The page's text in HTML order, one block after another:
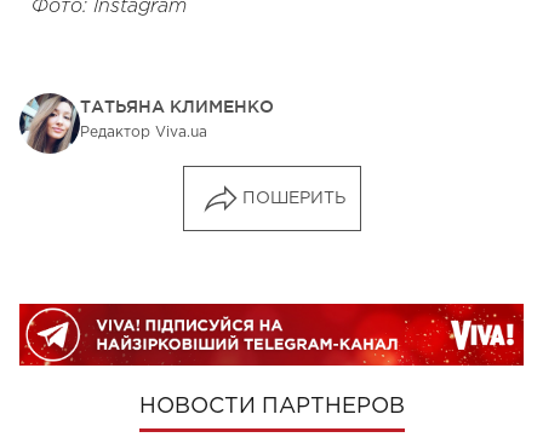
Фото: Instagram
ТАТЬЯНА КЛИМЕНКО
Редактор Viva.ua
ПОШЕРИТЬ
НОВОСТИ ПАРТНЕРОВ